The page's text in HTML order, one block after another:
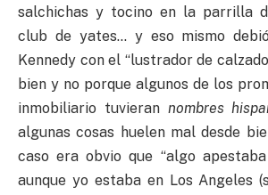
salchichas y tocino en la parrilla
club de yates… y eso mismo
Kennedy con el “lustrador de
bien y no porque algunos de los
inmobiliario tuvieran nombres
algunas cosas huelen mal desde
caso era obvio que “algo
aunque yo estaba en Los Angeles